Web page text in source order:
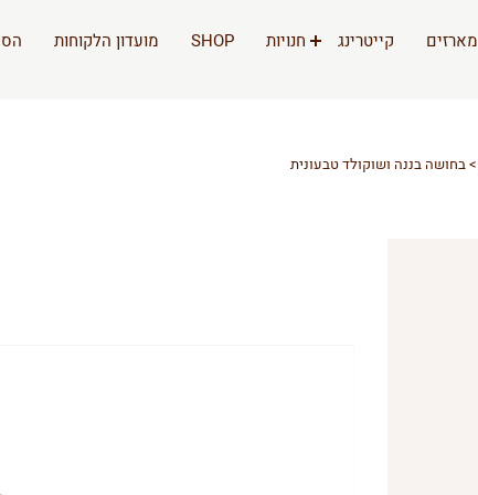
מארזים קייטרינג חנויות SHOP מועדון הלקוחות
בחושה בננה ושוקולד טבעונית